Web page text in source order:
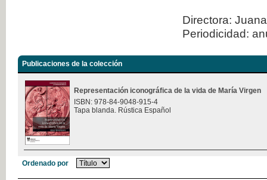
Directora:
Periodicidad:
Publicaciones de la colección
Representación iconográfica de la vida de María Virgen
ISBN: 978-84-9048-915-4
Tapa blanda. Rústica Español
Ordenado por